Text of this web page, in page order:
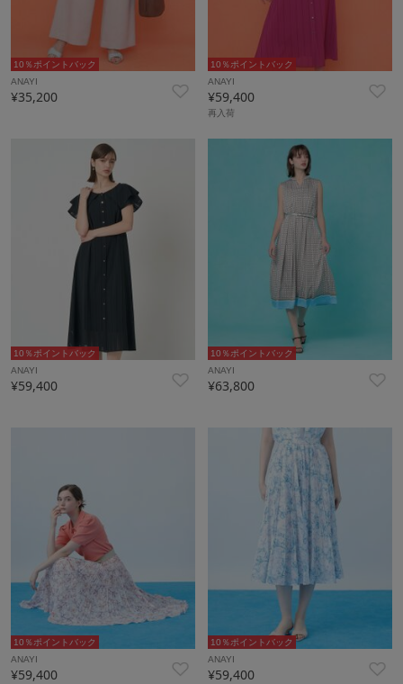
10％ポイントバック
ANAYI
¥35,200
10％ポイントバック
ANAYI
¥59,400
再入荷
10％ポイントバック
ANAYI
¥59,400
10％ポイントバック
ANAYI
¥63,800
10％ポイントバック
ANAYI
¥59,400
10％ポイントバック
ANAYI
¥59,400